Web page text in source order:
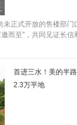
正式开放的售楼部门
而至”，共同见证长
“爱乐之名”打造的售
切身感受到保利爱乐
。 现场人声鼎沸，首
人士发出邀请，当月亮
镇隆重启幕，活动当
首进三水！美的半
2.3万平地